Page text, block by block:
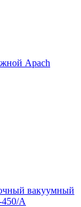
Apach
вакуумный
A